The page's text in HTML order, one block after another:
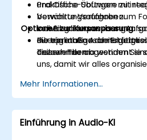
und Office-Software zu
bewährte Verfahren zum
von Eingabeanweisungen
Interpretation der
anzuwenden.
Praktische Übungen mit
Verwaltungsaufgaben.
Individuell anpassbare
die täglichen
Teilnehmer abgestimmt
Optionen zur Kursanpassung
Für ein maßgeschneidertes
diesem Thema wenden Sie
uns, damit wir alles
Mehr Informationen...
Einführung in Audio-KI